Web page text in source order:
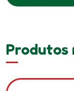
Produtos